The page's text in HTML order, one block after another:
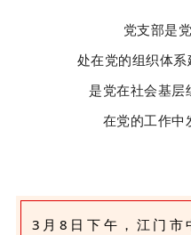
党支部是
处在党的组织体系
是党在社会基层
在党的工作中
3月8日下午，江门市